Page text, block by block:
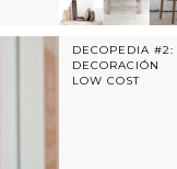
DECOPEDIA #2:
DECORACIÓN
LOW COST